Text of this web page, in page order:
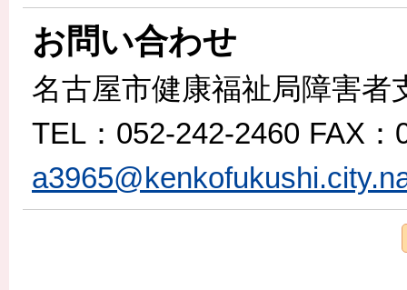
お問い合わせ
名古屋市健康福祉局障害者
TEL ：052-242-2460 FAX